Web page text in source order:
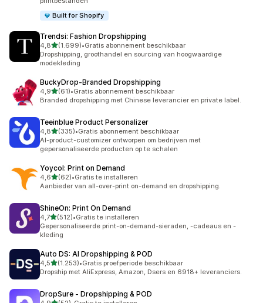
Built for Shopify
Trendsi: Fashion Dropshipping
4,8van 5 sterren
(1.699)
1699 recensies in totaal
•Gratis abonnement beschikbaar
Dropshipping, groothandel en sourcing van hoogwaardige
modekleding
BuckyDrop‑Branded Dropshipping
4,9van 5 sterren
(61)
61 recensies in totaal
•Gratis abonnement beschikbaar
Branded dropshipping met Chinese leverancier en private label.
Teeinblue Product Personalizer
4,8van 5 sterren
(335)
335 recensies in totaal
•Gratis abonnement beschikbaar
AI-product-customizer ontworpen om bedrijven met
gepersonaliseerde producten op te schalen
Yoycol: Print on Demand
4,6van 5 sterren
(62)
62 recensies in totaal
•Gratis te installeren
Aanbieder van all-over-print on-demand en dropshipping.
ShineOn: Print On Demand
4,7van 5 sterren
(512)
512 recensies in totaal
•Gratis te installeren
Gepersonaliseerde print-on-demand-sieraden, -cadeaus en -
kleding
Auto DS: AI Dropshipping & POD
4,5van 5 sterren
(1.253)
1253 recensies in totaal
•Gratis proefperiode beschikbaar
Dropship met AliExpress, Amazon, Dsers en 6918+ leveranciers.
DropSure ‑ Dropshipping & POD